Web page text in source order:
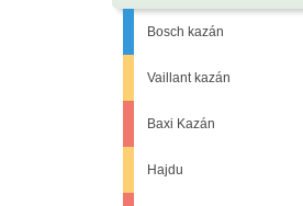
Bosch kazán
Vaillant kazán
Baxi Kazán
Hajdu